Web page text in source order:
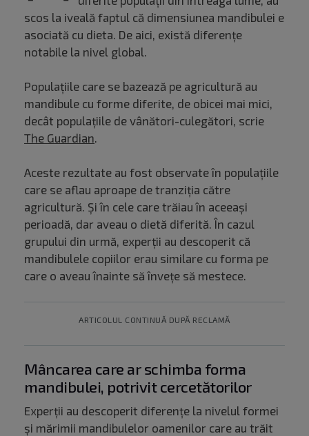
scos la iveală faptul că dimensiunea mandibulei e
asociată cu dieta. De aici, există diferențe
notabile la nivel global.
Populațiile care se bazează pe agricultură au
mandibule cu forme diferite, de obicei mai mici,
decât populațiile de vânători-culegători, scrie
The Guardian.
Aceste rezultate au fost observate în populațiile
care se aflau aproape de tranziția către
agricultură. Și în cele care trăiau în aceeași
perioadă, dar aveau o dietă diferită. În cazul
grupului din urmă, experții au descoperit că
mandibulele copiilor erau similare cu forma pe
care o aveau înainte să învețe să mestece.
ARTICOLUL CONTINUĂ DUPĂ RECLAMĂ
Mâncarea care ar schimba forma
mandibulei, potrivit cercetătorilor
Experții au descoperit diferențe la nivelul formei
și mărimii mandibulelor oamenilor care au trăit